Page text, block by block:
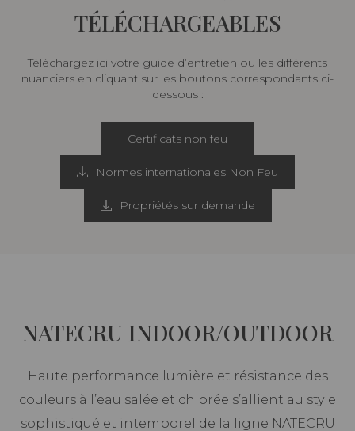
TÉLÉCHARGEABLES
Téléchargez ici votre guide d’entretien ou les différents
nuanciers en cliquant sur les boutons correspondants ci-
dessous :
Certificats non feu
Normes internationales Non Feu
Propriétés sur demande
NATECRU INDOOR/OUTDOOR
Haute performance lumière et résistance des
couleurs à l’eau salée et chlorée s’allient au style
sophistiqué et intemporel de la ligne NATECRU